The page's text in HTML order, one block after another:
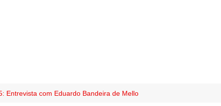
Entrevista com Eduardo Bandeira de Mello